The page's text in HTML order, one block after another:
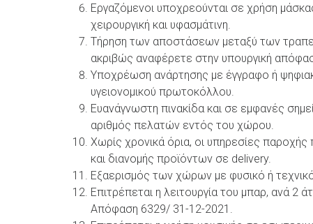
Εργαζόμενοι υποχρεούνται σε χρήση
χειρουργική και υφασμάτινη.
Τήρηση των αποστάσεων μεταξύ των
ακριβώς αναφέρετε στην υπουργική
Υποχρέωση ανάρτησης με έγγραφο ή
υγειονομικού πρωτοκόλλου.
Ευανάγνωστη πινακίδα και σε εμφανές
αριθμός πελατών εντός του χώρου.
Χωρίς χρονικά όρια, οι υπηρεσίες
και διανομής προϊόντων σε delivery.
Εξαερισμός των χώρων με φυσικό ή
Επιτρέπεται η λειτουργία του μπαρ, ανά
Απόφαση 6329/ 31-12-2021.